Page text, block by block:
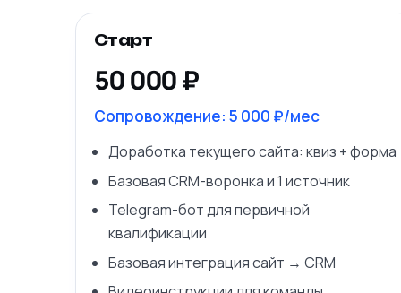
Старт
50 000 ₽
Сопровождение: 5 000 ₽/мес
Доработка текущего сайта: квиз + форма
Базовая CRM-воронка и 1 источник
Telegram-бот для первичной
квалификации
Базовая интеграция сайт → CRM